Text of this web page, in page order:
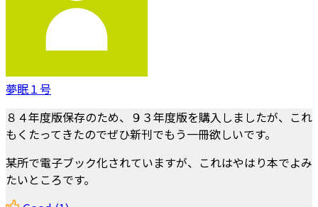
夢眠１号
８４年度版保存のため、９３年度版を購入しましたが、これ
もくたってきたのでぜひ新刊でもう一冊欲しいです。
某所で電子ブック化されていますが、これはやはり本でよみ
たいところです。